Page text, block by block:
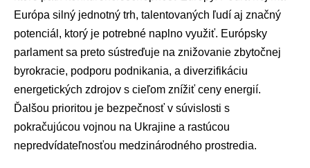
Európa silný jednotný trh, talentovaných ľudí aj značný
potenciál, ktorý je potrebné naplno využiť. Európsky
parlament sa preto sústreďuje na znižovanie zbytočnej
byrokracie, podporu podnikania, a diverzifikáciu
energetických zdrojov s cieľom znížiť ceny energií.
Ďalšou prioritou je bezpečnosť v súvislosti s
pokračujúcou vojnou na Ukrajine a rastúcou
nepredvídateľnosťou medzinárodného prostredia.